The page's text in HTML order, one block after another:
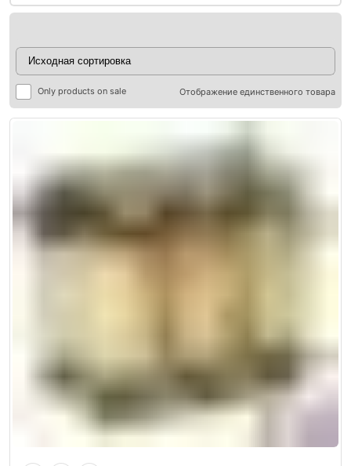
Only products on sale Отображение единственного товара